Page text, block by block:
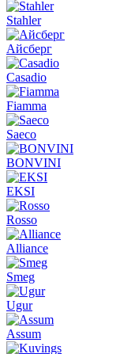
Stahler
Айсберг
Casadio
Fiamma
Saeco
BONVINI
EKSI
Rosso
Alliance
Smeg
Ugur
Assum